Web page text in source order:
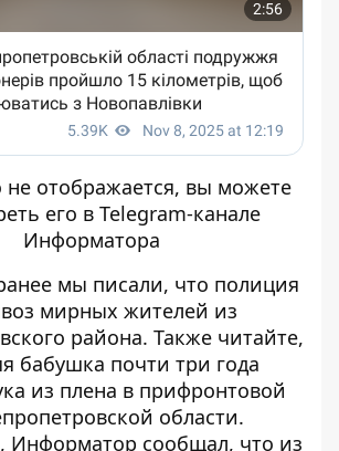
не отображается, вы можете
его в Telegram-канале
Информатора
мы писали, что полиция
мирных жителей из
района. Также читайте,
бабушка почти три года
из плена в прифронтовой
области.
Информатор сообщал, что из